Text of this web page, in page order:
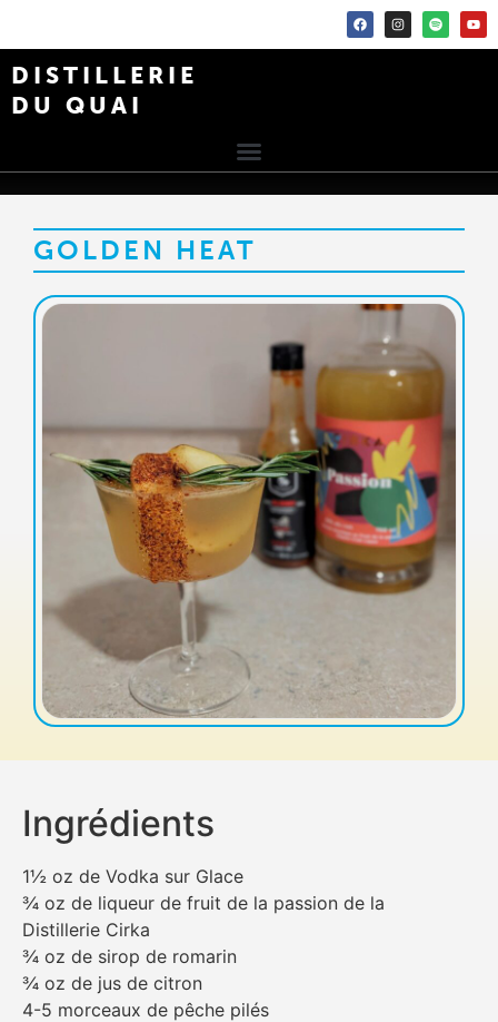
DISTILLERIE
DU QUAI
GOLDEN HEAT
Ingrédients
1½ oz de Vodka sur Glace
¾ oz de liqueur de fruit de la passion de la
Distillerie Cirka
¾ oz de sirop de romarin
¾ oz de jus de citron
4-5 morceaux de pêche pilés